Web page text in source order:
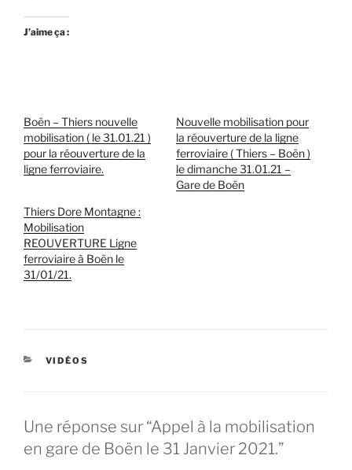
J’aime ça :
Boën – Thiers nouvelle
mobilisation ( le 31.01.21 )
pour la réouverture de la
ligne ferroviaire.
Nouvelle mobilisation pour
la réouverture de la ligne
ferroviaire ( Thiers – Boën )
le dimanche 31.01.21 –
Gare de Boën
Thiers Dore Montagne :
Mobilisation
REOUVERTURE Ligne
ferroviaire à Boën le
31/01/21.
CATÉGORIES
VIDÉOS
Une réponse sur “Appel à la mobilisation
en gare de Boën le 31 Janvier 2021.”